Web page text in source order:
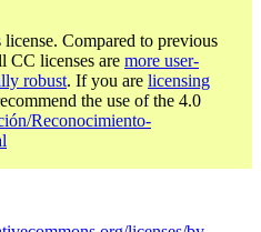
Compared to previous
CC licenses are more user-
robust. If you are licensing
the use of the 4.0
Reconocimiento-